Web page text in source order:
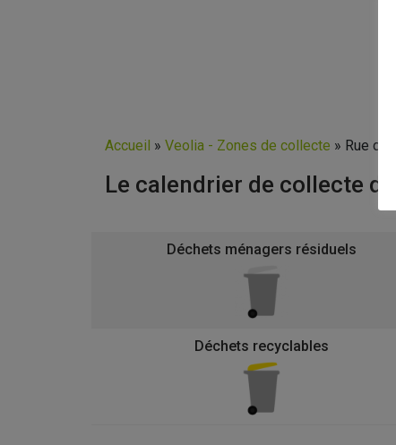
Accueil » Veolia - Zones de collecte » Rue
Le calendrier de collecte
Déchets ménagers résiduels
Déchets recyclables